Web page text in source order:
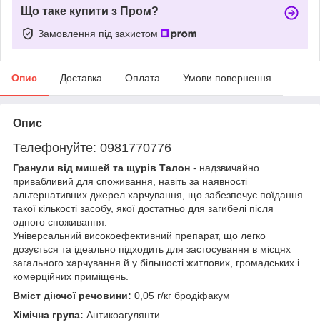
Що таке купити з Пром?
Замовлення під захистом
Опис Доставка Оплата Умови повернення
Опис
Телефонуйте: 0981770776
Гранули від мишей та щурів Талон - надзвичайно
привабливий для споживання, навіть за наявності
альтернативних джерел харчування, що забезпечує поїдання
такої кількості засобу, якої достатньо для загибелі після
одного споживання.
Універсальний високоефективний препарат, що легко
дозується та ідеально підходить для застосування в місцях
загального харчування й у більшості житлових, громадських і
комерційних приміщень.
Вміст діючої речовини: 0,05 г/кг бродіфакум
Хімічна група: Антикоагулянти